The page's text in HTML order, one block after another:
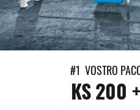
#1 VOSTRO
KS 200